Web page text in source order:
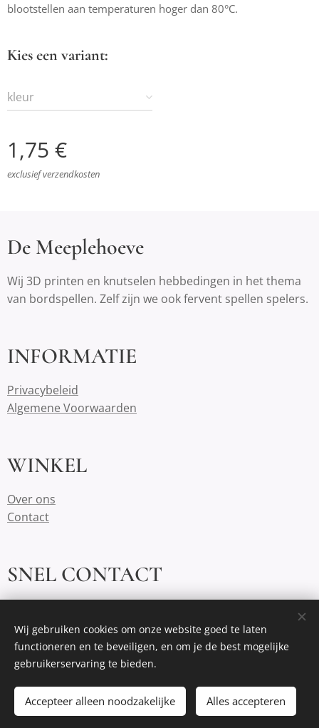
blootstellen aan temperaturen hoger dan 80°C.
Kies een variant:
kleur
1,75 €
exclusief verzendkosten
De Meeplehoeve
Wij 3D printen en knutselen hebbedingen in het thema
van bordspellen. Zelf zijn we ook fervent spellen spelers.
INFORMATIE
Privacybeleid
Algemene Voorwaarden
WINKEL
Over ons
Contact
SNEL CONTACT
https://www.instagram.com/demeeplehoeve/
Cookies
Wij gebruiken cookies om onze website goed te laten
functioneren en te beveiligen, en om je de best mogelijke
gebruikerservaring te bieden.
Accepteer alleen noodzakelijke Alles accepteren